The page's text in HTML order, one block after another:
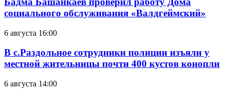
социального обслуживания «Валдгеймский»
6 августа 16:00
В с.Раздольное сотрудники полиции изъяли у
местной жительницы почти 400 кустов конопли
6 августа 14:00